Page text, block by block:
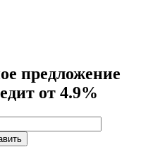
предложение
от 4.9%